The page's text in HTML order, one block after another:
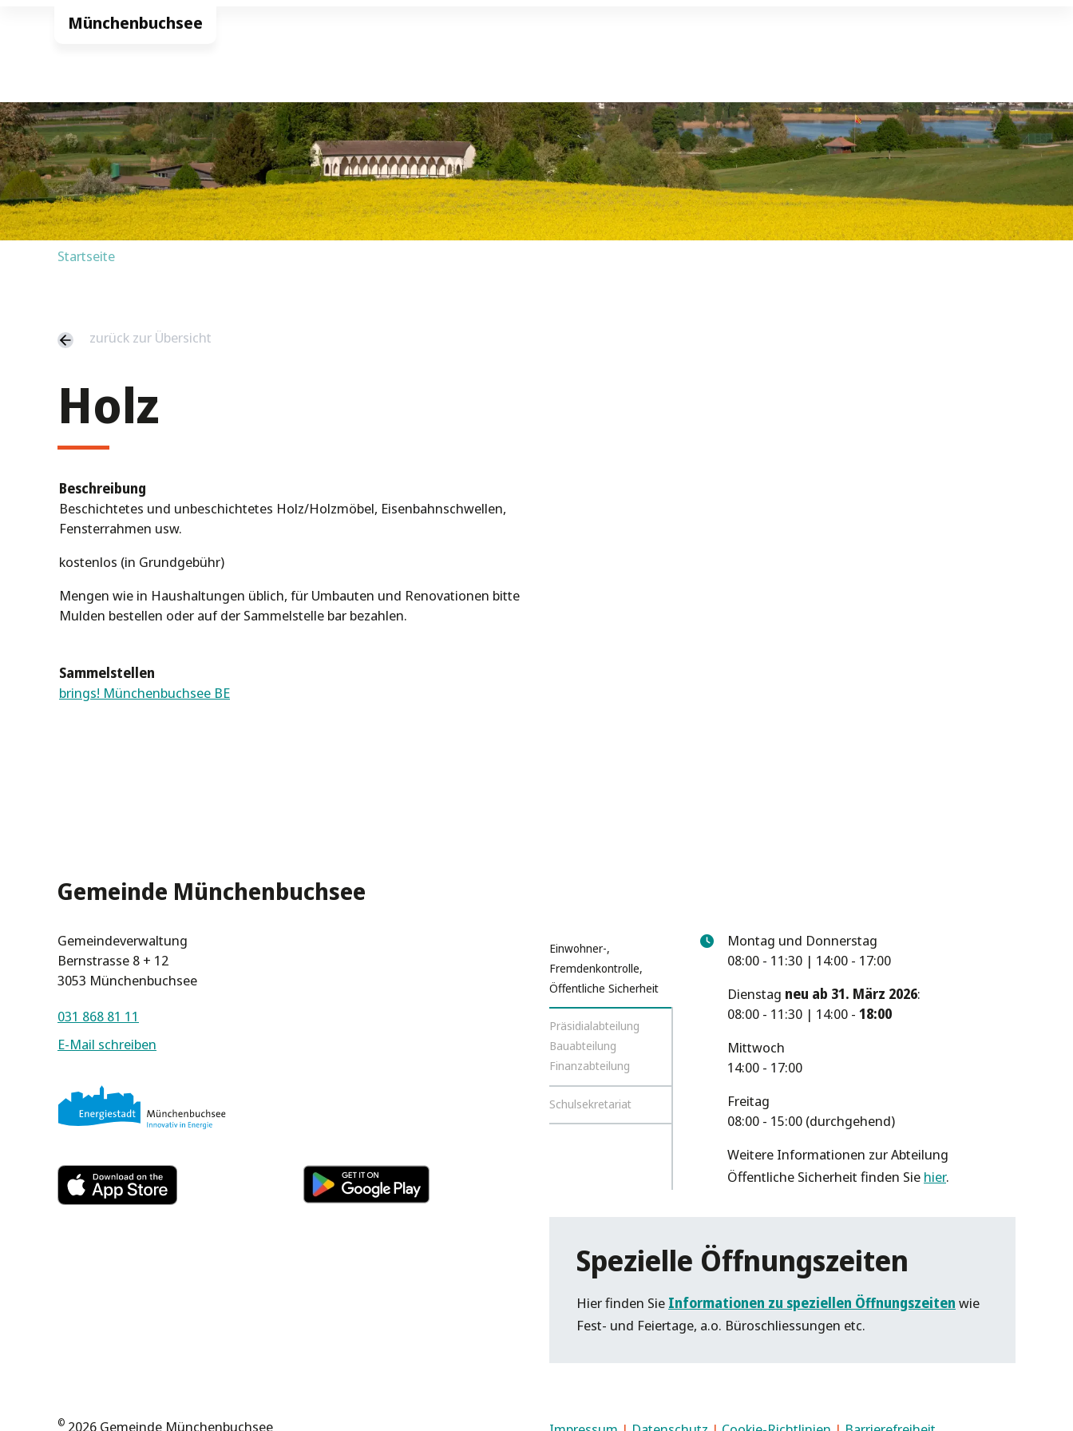
Startseite
zurück zur Übersicht
Holz
Beschreibung
Beschichtetes und unbeschichtetes Holz/Holzmöbel, Eisenbahnschwellen,
Fensterrahmen usw.
kostenlos (in Grundgebühr)
Mengen wie in Haushaltungen üblich, für Umbauten und Renovationen bitte
Mulden bestellen oder auf der Sammelstelle bar bezahlen.
Sammelstellen
brings! Münchenbuchsee BE
Gemeinde Münchenbuchsee
Gemeindeverwaltung
Bernstrasse 8 + 12
3053 Münchenbuchsee
031 868 81 11
E-Mail schreiben
Einwohner-,
Fremdenkontrolle,
Öffentliche Sicherheit
Präsidialabteilung
Bauabteilung
Finanzabteilung
Schulsekretariat
Montag und Donnerstag
08:00 - 11:30 | 14:00 - 17:00
Dienstag neu ab 31. März 2026:
08:00 - 11:30 | 14:00 -18:00
Mittwoch
14:00 - 17:00
Freitag
08:00 - 15:00 (durchgehend)
Weitere Informationen zur Abteilung
Öffentliche Sicherheit finden Siehier.
Spezielle Öffnungszeiten
Hier finden SieInformationen zu speziellen Öffnungszeitenwie
Fest- und Feiertage, a.o. Büroschliessungen etc.
© 2026 Gemeinde Münchenbuchsee